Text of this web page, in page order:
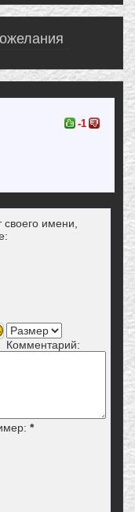
-1
имени,
Комментарий:
*